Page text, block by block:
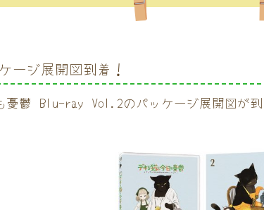
ージ展開図到着！
憂鬱 Blu-ray Vol.2のパッケージ展開図が到